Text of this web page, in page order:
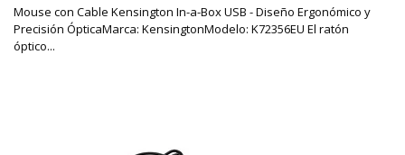
Mouse con Cable Kensington In-a-Box USB - Diseño Ergonómico y
Precisión ÓpticaMarca: KensingtonModelo: K72356EU El ratón
óptico...